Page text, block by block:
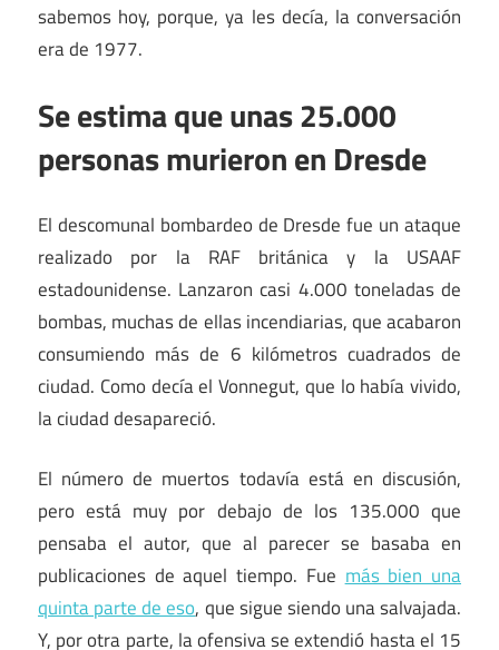
sabemos hoy, porque, ya les decía, la conversación
era de 1977.
Se estima que unas 25.000
personas murieron en Dresde
El descomunal bombardeo de Dresde fue un ataque
realizado por la RAF británica y la USAAF
estadounidense. Lanzaron casi 4.000 toneladas de
bombas, muchas de ellas incendiarias, que acabaron
consumiendo más de 6 kilómetros cuadrados de
ciudad. Como decía el Vonnegut, que lo había vivido,
la ciudad desapareció.
El número de muertos todavía está en discusión,
pero está muy por debajo de los 135.000 que
pensaba el autor, que al parecer se basaba en
publicaciones de aquel tiempo. Fuemás bien una
quinta parte de eso, que sigue siendo una salvajada.
Y, por otra parte, la ofensiva se extendió hasta el 15